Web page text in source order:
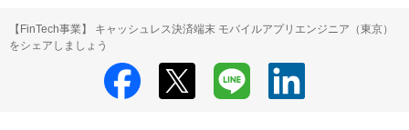
【FinTech事業】 キャッシュレス決済端末 モバイルアプリエンジニア（東京）
をシェアしましょう